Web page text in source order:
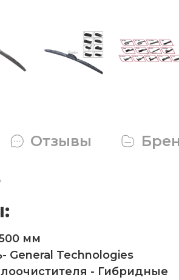
Отзывы
мм
General Technologies
- Гибридные